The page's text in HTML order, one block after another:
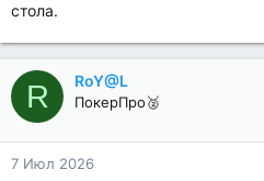
стола.
R RoY@L
ПокерПро🥈
7 Июл 2026